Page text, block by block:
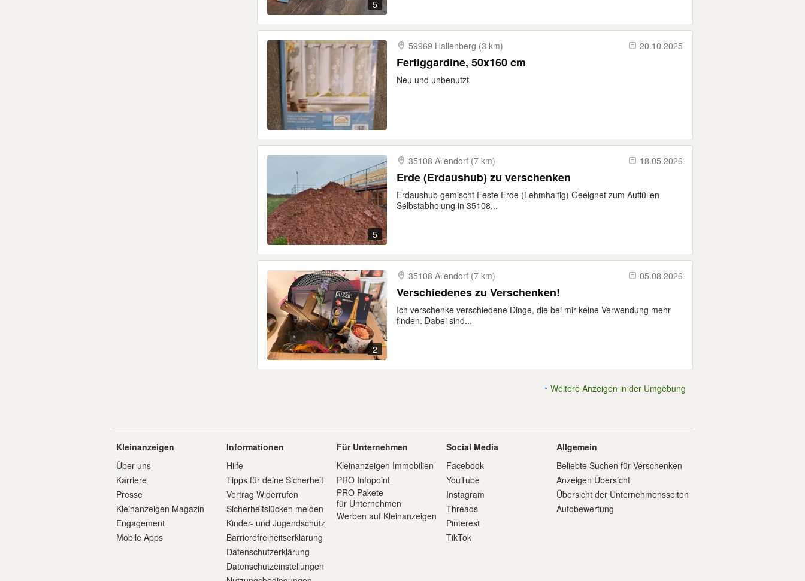
5
59969 Hallenberg (3 km) 20.10.2025
Fertiggardine, 50x160 cm
Neu und unbenutzt
5
35108 Allendorf (7 km) 18.05.2026
Erde (Erdaushub) zu verschenken
Erdaushub gemischt Feste Erde (Lehmhaltig) Geeignet zum Auffüllen
Selbstabholung in 35108...
2
35108 Allendorf (7 km) 05.08.2026
Verschiedenes zu Verschenken!
Ich verschenke verschiedene Dinge, die bei mir keine Verwendung mehr
finden. Dabei sind...
Weitere Anzeigen in der Umgebung
Kleinanzeigen
Über uns
Karriere
Presse
Kleinanzeigen Magazin
Engagement
Mobile Apps
Informationen
Hilfe
Tipps für deine Sicherheit
Vertrag Widerrufen
Sicherheitslücken melden
Kinder- und Jugendschutz
Barrierefreiheitserklärung
Datenschutzerklärung
Datenschutzeinstellungen
Für Unternehmen
Kleinanzeigen Immobilien
PRO Infopoint
PRO Pakete
für Unternehmen
Werben auf Kleinanzeigen
Social Media
Facebook
YouTube
Instagram
Threads
Pinterest
TikTok
Allgemein
Beliebte Suchen für Verschenken
Anzeigen Übersicht
Übersicht der Unternehmensseiten
Autobewertung